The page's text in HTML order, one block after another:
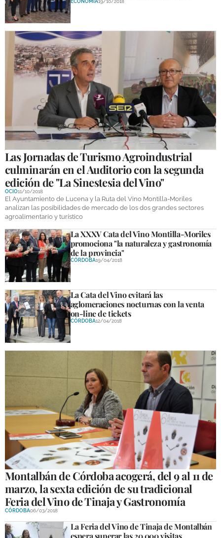
PROVINCIA
SUBBÉTICA HOY
SALUD
OBRAS
NECROLÓGICAS
GALERÍAS
ECONOMÍA19/10/2018
Las Jornadas de Turismo Agroindustrial
culminarán en el Auditorio con la segunda
edición de "La Sinestesia del Vino"
OCIO11/10/2018
El Ayuntamiento de Lucena y la Ruta del Vino Montilla-Moriles
analizan las posibilidades de mercado de los dos grandes sectores
agroalimentario y turístico
La XXXV Cata del Vino Montilla-Moriles
promociona "la naturaleza y gastronomía
de la provincia"
CÓRDOBA19/04/2018
La Cata del Vino evitará las
aglomeraciones nocturnas con la venta
on-line de tickets
CÓRDOBA12/04/2018
Montalbán de Córdoba acogerá, del 9 al 11 de
marzo, la sexta edición de su tradicional
Feria del Vino de Tinaja y Gastronomía
CÓRDOBA06/03/2018
La Feria del Vino de Tinaja de Montalbán
espera superar las 20.000 visitas